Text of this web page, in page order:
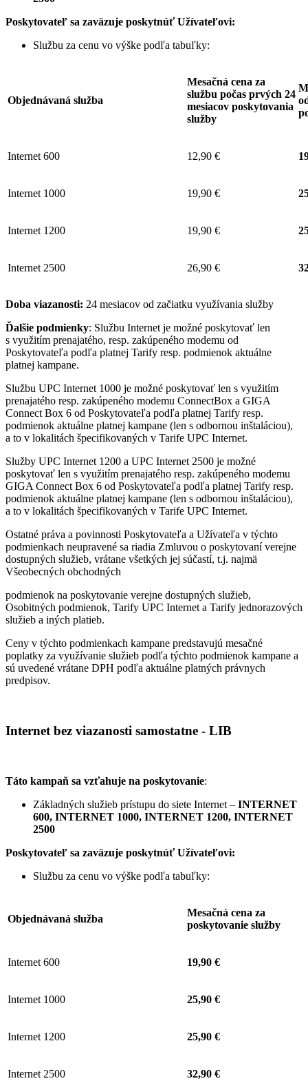
Poskytovateľ sa zaväzuje poskytnúť Užívateľovi:
Službu za cenu vo výške podľa tabuľky:
Objednávaná služba
Mesačná cena za
službu počas prvých 24
mesiacov poskytovania
služby
Internet 600 12,90 €
Internet 1000 19,90 €
Internet 1200 19,90 €
Internet 2500 26,90 €
Doba viazanosti: 24 mesiacov od začiatku využívania služby
Ďalšie podmienky: Službu Internet je možné poskytovať len
s využitím prenajatého, resp. zakúpeného modemu od
Poskytovateľa podľa platnej Tarify resp. podmienok aktuálne
platnej kampane.
Službu UPC Internet 1000 je možné poskytovať len s využitím
prenajatého resp. zakúpeného modemu ConnectBox a GIGA
Connect Box 6 od Poskytovateľa podľa platnej Tarify resp.
podmienok aktuálne platnej kampane (len s odbornou inštaláciou),
a to v lokalitách špecifikovaných v Tarife UPC Internet.
Služby UPC Internet 1200 a UPC Internet 2500 je možné
poskytovať len s využitím prenajatého resp. zakúpeného modemu
GIGA Connect Box 6 od Poskytovateľa podľa platnej Tarify resp.
podmienok aktuálne platnej kampane (len s odbornou inštaláciou),
a to v lokalitách špecifikovaných v Tarife UPC Internet.
Ostatné práva a povinnosti Poskytovateľa a Užívateľa v týchto
podmienkach neupravené sa riadia Zmluvou o poskytovaní verejne
dostupných služieb, vrátane všetkých jej súčastí, t.j. najmä
Všeobecných obchodných
podmienok na poskytovanie verejne dostupných služieb,
Osobitných podmienok, Tarify UPC Internet a Tarify jednorazových
služieb a iných platieb.
Ceny v týchto podmienkach kampane predstavujú mesačné
poplatky za využívanie služieb podľa týchto podmienok kampane a
sú uvedené vrátane DPH podľa aktuálne platných právnych
predpisov.
Internet bez viazanosti samostatne - LIB
Táto kampaň sa vzťahuje na poskytovanie:
Základných služieb prístupu do siete Internet – INTERNET
600, INTERNET 1000, INTERNET 1200, INTERNET
2500
Poskytovateľ sa zaväzuje poskytnúť Užívateľovi:
Službu za cenu vo výške podľa tabuľky:
Objednávaná služba
Mesačná cena za
poskytovanie služby
Internet 600 19,90 €
Internet 1000 25,90 €
Internet 1200 25,90 €
Internet 2500 32,90 €